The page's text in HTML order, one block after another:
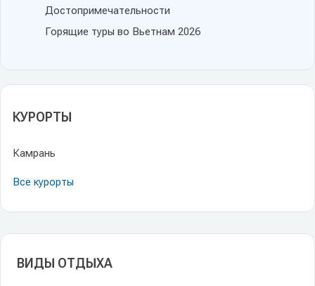
Достопримечательности
Горящие туры во Вьетнам 2026
КУРОРТЫ
Камрань
Все курорты
ВИДЫ ОТДЫХА